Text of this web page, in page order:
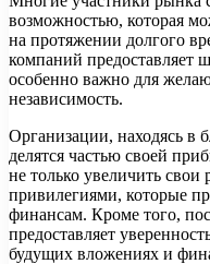
возможностью, которая
на протяжении долгого
компаний предоставляет
особенно важно для
независимость.
Организации, находясь в
делятся частью своей
не только увеличить свои
привилегиями, которые
финансам. Кроме того,
предоставляет
будущих вложениях и